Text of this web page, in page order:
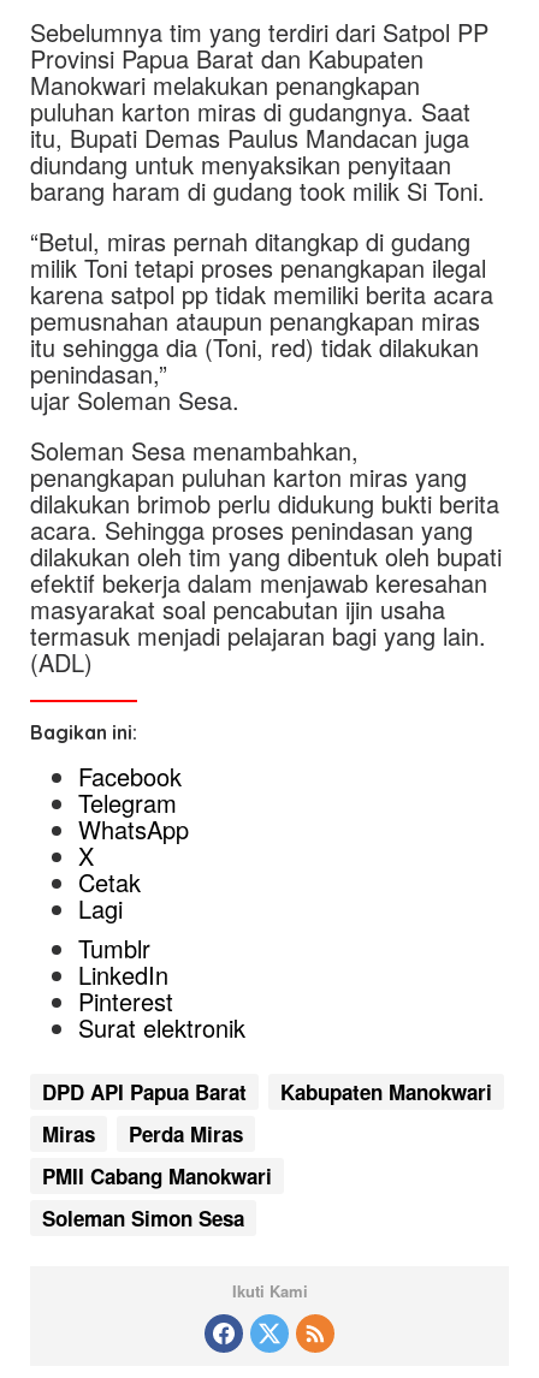
Sebelumnya tim yang terdiri dari Satpol PP
Provinsi Papua Barat dan Kabupaten
Manokwari melakukan penangkapan
puluhan karton miras di gudangnya. Saat
itu, Bupati Demas Paulus Mandacan juga
diundang untuk menyaksikan penyitaan
barang haram di gudang took milik Si Toni.
“Betul, miras pernah ditangkap di gudang
milik Toni tetapi proses penangkapan ilegal
karena satpol pp tidak memiliki berita acara
pemusnahan ataupun penangkapan miras
itu sehingga dia (Toni, red) tidak dilakukan
penindasan,”
ujar Soleman Sesa.
Soleman Sesa menambahkan,
penangkapan puluhan karton miras yang
dilakukan brimob perlu didukung bukti berita
acara. Sehingga proses penindasan yang
dilakukan oleh tim yang dibentuk oleh bupati
efektif bekerja dalam menjawab keresahan
masyarakat soal pencabutan ijin usaha
termasuk menjadi pelajaran bagi yang lain.
(ADL)
Bagikan ini:
Facebook
Telegram
WhatsApp
X
Cetak
Lagi
Tumblr
LinkedIn
Pinterest
Surat elektronik
DPD API Papua Barat
Kabupaten Manokwari
Miras
Perda Miras
PMII Cabang Manokwari
Soleman Simon Sesa
Ikuti Kami